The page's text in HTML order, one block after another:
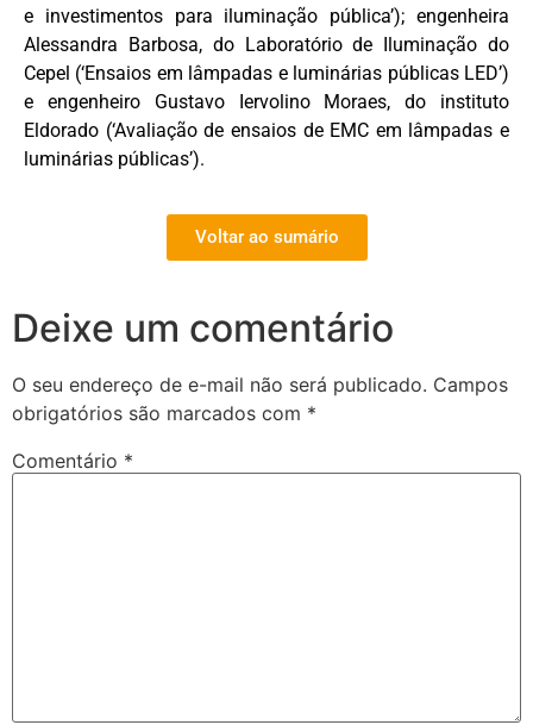
e investimentos para iluminação pública’); engenheira
Alessandra Barbosa, do Laboratório de Iluminação do
Cepel (‘Ensaios em lâmpadas e luminárias públicas LED’)
e engenheiro Gustavo Iervolino Moraes, do instituto
Eldorado (‘Avaliação de ensaios de EMC em lâmpadas e
luminárias públicas’).
Voltar ao sumário
Deixe um comentário
O seu endereço de e-mail não será publicado. Campos
obrigatórios são marcados com *
Comentário *